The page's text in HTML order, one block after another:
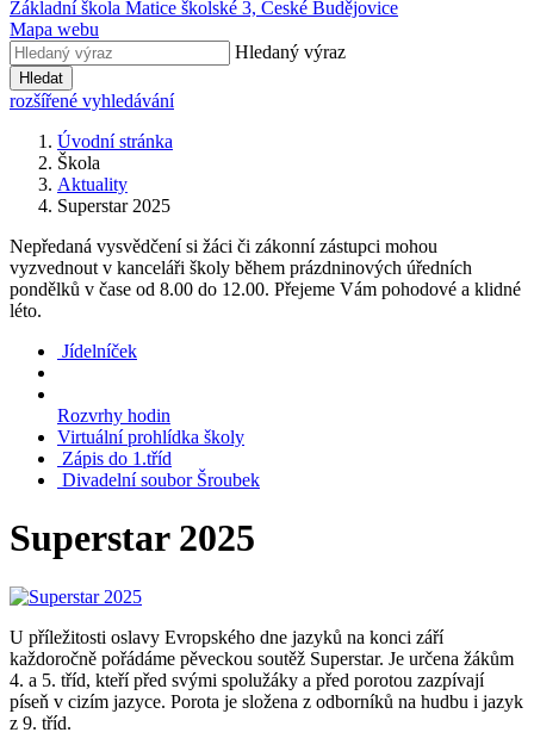
Základní škola Matice školské 3, České Budějovice
Mapa webu
Hledaný výraz
Hledat
rozšířené vyhledávání
Úvodní stránka
Škola
Aktuality
Superstar 2025
Nepředaná vysvědčení si žáci či zákonní zástupci mohou
vyzvednout v kanceláři školy během prázdninových úředních
pondělků v čase od 8.00 do 12.00. Přejeme Vám pohodové a klidné
léto.
Jídelníček
Rozvrhy hodin
Virtuální prohlídka školy
Zápis do 1.tříd
Divadelní soubor Šroubek
Superstar 2025
U příležitosti oslavy Evropského dne jazyků na konci září
každoročně pořádáme pěveckou soutěž Superstar. Je určena žákům
4. a 5. tříd, kteří před svými spolužáky a před porotou zazpívají
píseň v cizím jazyce. Porota je složena z odborníků na hudbu i jazyk
z 9. tříd.